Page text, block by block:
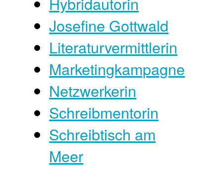
Josefine Gottwald
Literaturvermittlerin
Marketingkampagne
Netzwerkerin
Schreibmentorin
Schreibtisch am
Meer